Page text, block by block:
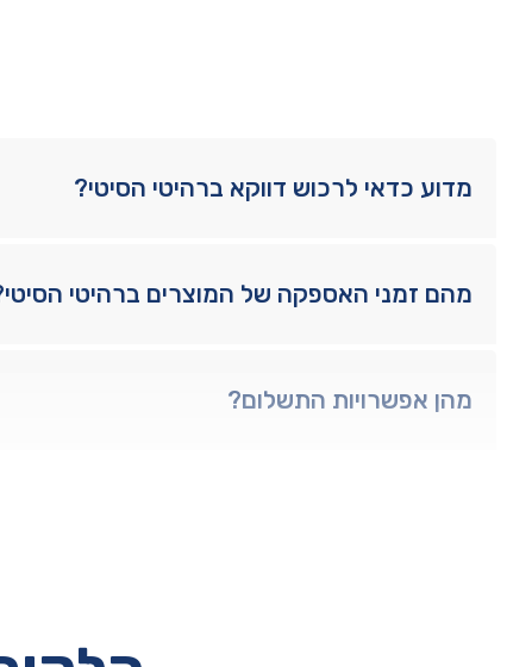
מדוע כדאי לרכוש דווקא ברהיטי הסיטי?
מהם זמני האספקה של המוצרים ברהיטי
מהן אפשרויות התשלום?